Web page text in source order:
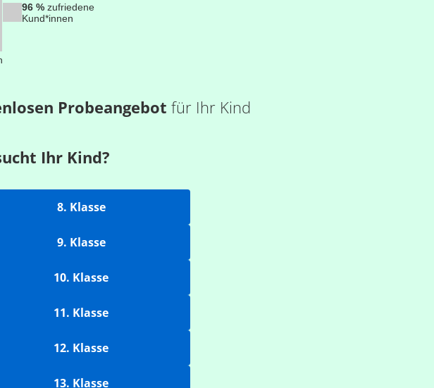
96 %zufriedene
Kund*innen
Probeangebot für Ihr Kind
Ihr Kind?
8. Klasse
9. Klasse
10. Klasse
11. Klasse
12. Klasse
13. Klasse